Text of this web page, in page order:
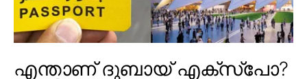
എന്താണ് ദുബായ് എക്സ്പോ?